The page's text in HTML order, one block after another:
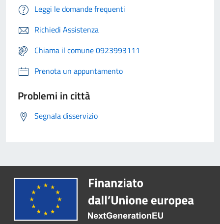
Leggi le domande frequenti
Richiedi Assistenza
Chiama il comune 0923993111
Prenota un appuntamento
Problemi in città
Segnala disservizio